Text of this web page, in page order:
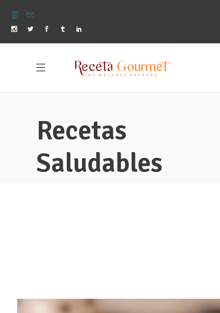
Recetas
Saludables